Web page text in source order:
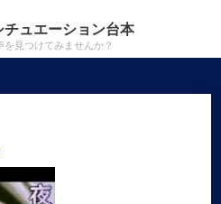
ュエーション台本
を見つけてみませんか？